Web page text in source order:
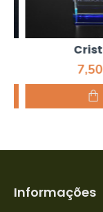
Cristal
7,50€
Informações